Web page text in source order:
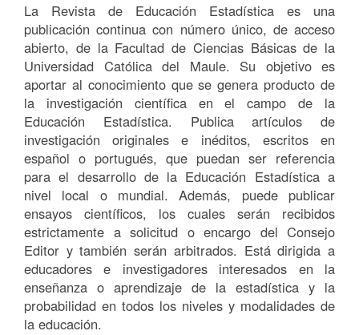
La Revista de Educación Estadística es una
publicación continua con número único, de acceso
abierto, de la Facultad de Ciencias Básicas de la
Universidad Católica del Maule. Su objetivo es
aportar al conocimiento que se genera producto de
la investigación científica en el campo de la
Educación Estadística. Publica artículos de
investigación originales e inéditos, escritos en
español o portugués, que puedan ser referencia
para el desarrollo de la Educación Estadística a
nivel local o mundial. Además, puede publicar
ensayos científicos, los cuales serán recibidos
estrictamente a solicitud o encargo del Consejo
Editor y también serán arbitrados. Está dirigida a
educadores e investigadores interesados en la
enseñanza o aprendizaje de la estadística y la
probabilidad en todos los niveles y modalidades de
la educación.